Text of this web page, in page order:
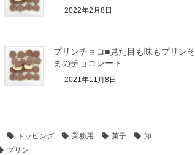
2022年2月8日
プリンチョコ■見た目も味もプリン
まのチョコレート
2021年11月8日
トッピング 業務用 菓子
卸
プリン